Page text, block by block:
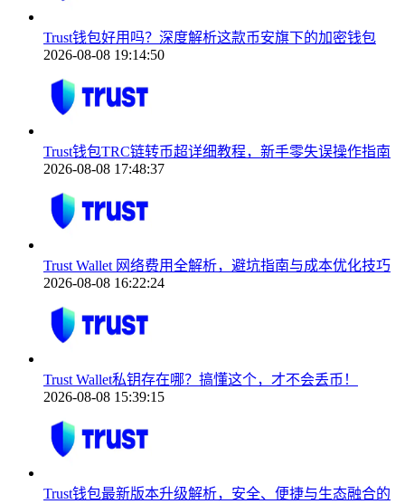
Trust钱包好用吗？深度解析这款币安旗下的加密钱包
2026-08-08 19:14:50
Trust钱包TRC链转币超详细教程，新手零失误操作指南
2026-08-08 17:48:37
Trust Wallet 网络费用全解析，避坑指南与成本优化技巧
2026-08-08 16:22:24
Trust Wallet私钥存在哪？搞懂这个，才不会丢币！
2026-08-08 15:39:15
Trust钱包最新版本升级解析，安全、便捷与生态融合的